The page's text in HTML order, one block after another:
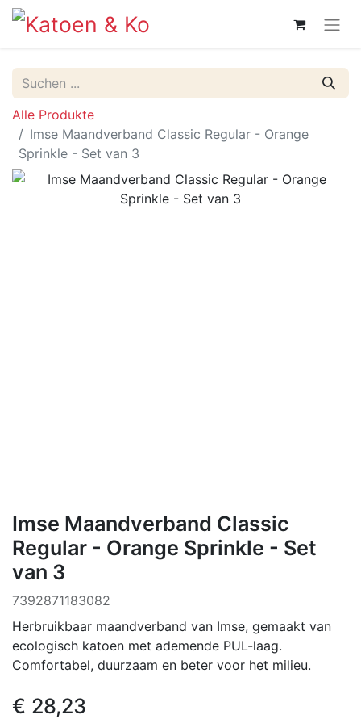
Alle Produkte
Imse Maandverband Classic Regular - Orange
Sprinkle - Set van 3
Imse Maandverband Classic
Regular - Orange Sprinkle - Set
van 3
7392871183082
Herbruikbaar maandverband van Imse, gemaakt van
ecologisch katoen met ademende PUL-laag.
Comfortabel, duurzaam en beter voor het milieu.
€ 28,23